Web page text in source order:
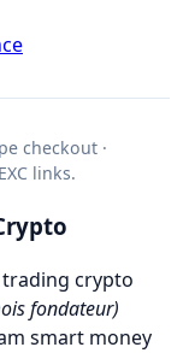
checkout ·
links.
crypto
fondateur)
smart money